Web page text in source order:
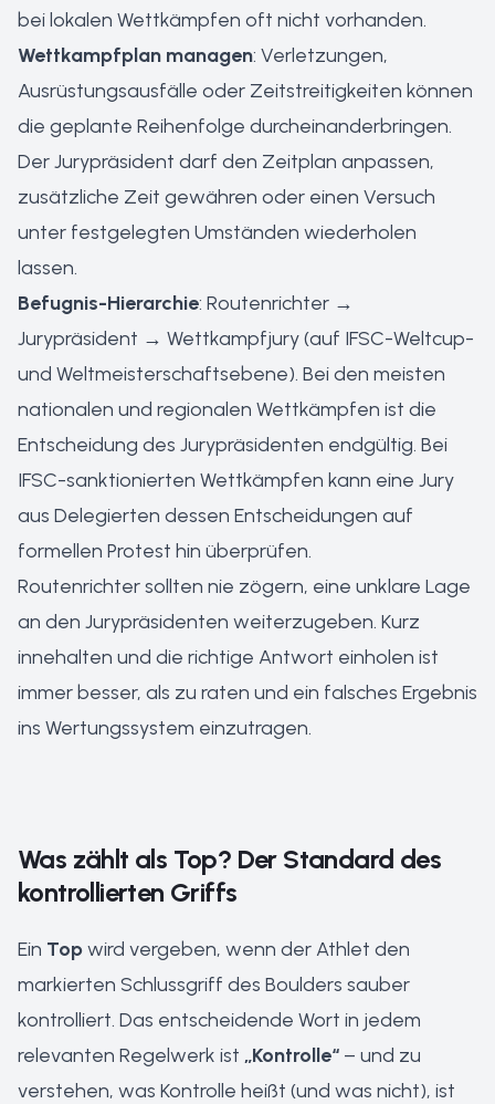
bei lokalen Wettkämpfen oft nicht vorhanden.
Wettkampfplan managen: Verletzungen,
Ausrüstungsausfälle oder Zeitstreitigkeiten können
die geplante Reihenfolge durcheinanderbringen.
Der Jurypräsident darf den Zeitplan anpassen,
zusätzliche Zeit gewähren oder einen Versuch
unter festgelegten Umständen wiederholen
lassen.
Befugnis-Hierarchie: Routenrichter →
Jurypräsident → Wettkampfjury (auf IFSC-Weltcup-
und Weltmeisterschaftsebene). Bei den meisten
nationalen und regionalen Wettkämpfen ist die
Entscheidung des Jurypräsidenten endgültig. Bei
IFSC-sanktionierten Wettkämpfen kann eine Jury
aus Delegierten dessen Entscheidungen auf
formellen Protest hin überprüfen.
Routenrichter sollten nie zögern, eine unklare Lage
an den Jurypräsidenten weiterzugeben. Kurz
innehalten und die richtige Antwort einholen ist
immer besser, als zu raten und ein falsches Ergebnis
ins Wertungssystem einzutragen.
Was zählt als Top? Der Standard des
kontrollierten Griffs
Ein Topwird vergeben, wenn der Athlet den
markierten Schlussgriff des Boulders sauber
kontrolliert. Das entscheidende Wort in jedem
relevanten Regelwerk ist „Kontrolle“ – und zu
verstehen, was Kontrolle heißt (und was nicht), ist